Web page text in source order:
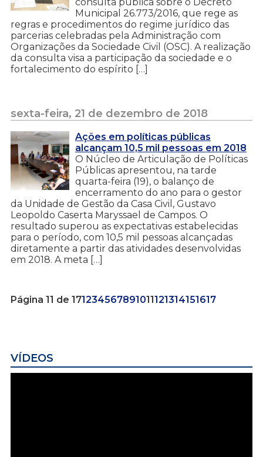
Municipal 26.773/2016, que rege as
regras e procedimentos do regime jurídico das
parcerias celebradas pela Administração com
Organizações da Sociedade Civil (OSC). A realização
da consulta visa a participação da sociedade e o
fortalecimento do espírito […]
sexta-feira, 21 de dezembro de 2018
Ações em políticas públicas
alcançam 10,5 mil pessoas em 2018
O Núcleo de Articulação de Políticas
Públicas apresentou, na tarde
quarta-feira (19), o balanço de
encerramento do ano para o gestor
da Unidade de Gestão da Casa Civil, Gustavo
Leopoldo Caserta Maryssael de Campos. O
resultado superou as expectativas estabelecidas
para o período, com 10,5 mil pessoas alcançadas
diretamente a partir das atividades desenvolvidas
em 2018. A meta […]
Página 11 de 171234567891011121314151617
VÍDEOS